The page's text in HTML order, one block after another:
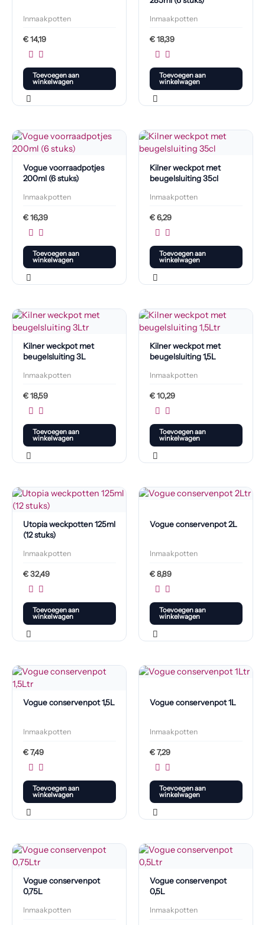
Inmaakpotten
€14,19
Toevoegen aan
winkelwagen
Inmaakpotten
€18,39
Toevoegen aan
winkelwagen
Vogue voorraadpotjes
200ml (6 stuks)
Inmaakpotten
€16,39
Toevoegen aan
winkelwagen
Kilner weckpot met
beugelsluiting 35cl
Inmaakpotten
€6,29
Toevoegen aan
winkelwagen
Kilner weckpot met
beugelsluiting 3L
Inmaakpotten
€18,59
Toevoegen aan
winkelwagen
Kilner weckpot met
beugelsluiting 1,5L
Inmaakpotten
€10,29
Toevoegen aan
winkelwagen
Utopia weckpotten 125ml
(12 stuks)
Inmaakpotten
€32,49
Toevoegen aan
winkelwagen
Vogue conservenpot 2L
Inmaakpotten
€8,89
Toevoegen aan
winkelwagen
Vogue conservenpot 1,5L
Inmaakpotten
€7,49
Toevoegen aan
winkelwagen
Vogue conservenpot 1L
Inmaakpotten
€7,29
Toevoegen aan
winkelwagen
Vogue conservenpot
0,75L
Inmaakpotten
Vogue conservenpot
0,5L
Inmaakpotten